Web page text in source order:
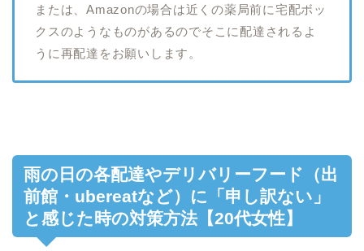
または、Amazonの場合は近くの薬局前に宅配ボッ
クスのようなものがあるのでそこに配達されるよ
うに再配達をお願いします。
雨の日の各配達やデリバリーフード（出
前館・ubereatなど）に「申し訳ない」
と感じた時の対策方法【20代女性】